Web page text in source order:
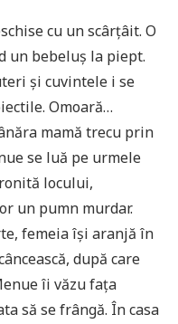
cu un scârțâit. O
un bebeluș la piept.
și cuvintele i se
Omoară…
mamă trecu prin
se luă pe urmele
locului,
un pumn murdar.
femeia își aranjă în
după care
îi văzu fața
să se frângă. În casa